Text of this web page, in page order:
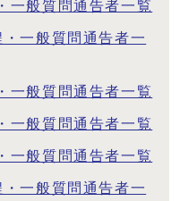
一般質問通告者一覧
一般質問通告者一
一般質問通告者一覧
一般質問通告者一覧
一般質問通告者一覧
一般質問通告者一